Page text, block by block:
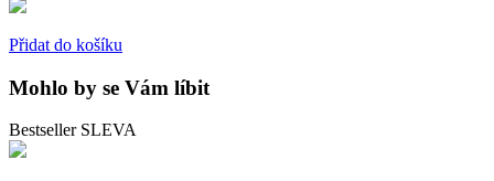
Přidat do košíku
Mohlo by se Vám líbit
Bestseller SLEVA